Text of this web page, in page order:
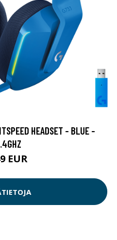
HEADSET - BLUE -
EUR